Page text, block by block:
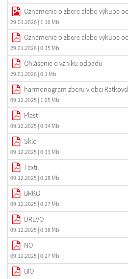
Oznámenie o zbere alebo výkupe
29.01.2026 | 1.16 Mb
Oznámenie o zbere alebo výkupe
29.01.2026 | 0.35 Mb
Ohlásenie o vzniku odpadu
29.01.2026 | 0.1 Mb
harmonogram zberu v obci
09.12.2025 | 1.05 Mb
Plast
09.12.2025 | 0.34 Mb
Sklo
09.12.2025 | 0.33 Mb
Textil
09.12.2025 | 0.28 Mb
BRKO
09.12.2025 | 0.27 Mb
DREVO
09.12.2025 | 0.38 Mb
NO
09.12.2025 | 0.27 Mb
BIO